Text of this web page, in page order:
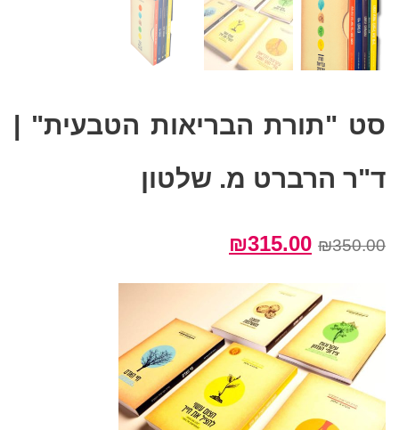
סט "תורת הבריאות הטבעית" |
ד"ר הרברט מ. שלטון
₪350.00
המחיר
היה:
₪350.00.
₪315.00
הוא:
₪315.00.